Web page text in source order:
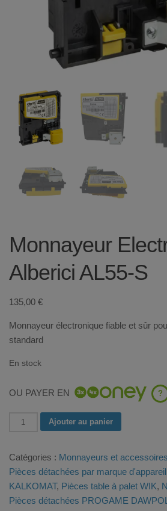
Monnayeur
Alberici AL55-S
135,00 €
Monnayeur électronique fiable et sûr
standard
En stock
OU PAYER EN ?
quantité
Electronique
Alberici
AL55-
S
Ajouter au panier
Catégories : Monnayeurs et accessoires
Pièces détachées par marque d'appareil
KALKOMAT, Pièces table à palet WIK,
Pièces détachées PROGAME DAWPOL